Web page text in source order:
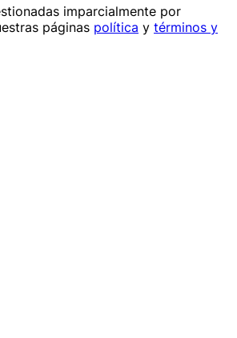
imparcialmente por
páginas política y términos y